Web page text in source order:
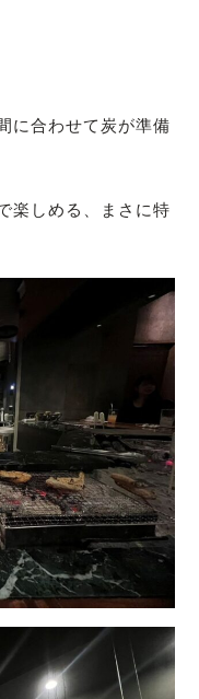
に合わせて炭が準備
楽しめる、
まさに特